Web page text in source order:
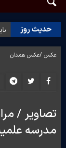
حدیث روز
حدیث روز |
عکس /عکس همدان
تصاویر /
مدرسه